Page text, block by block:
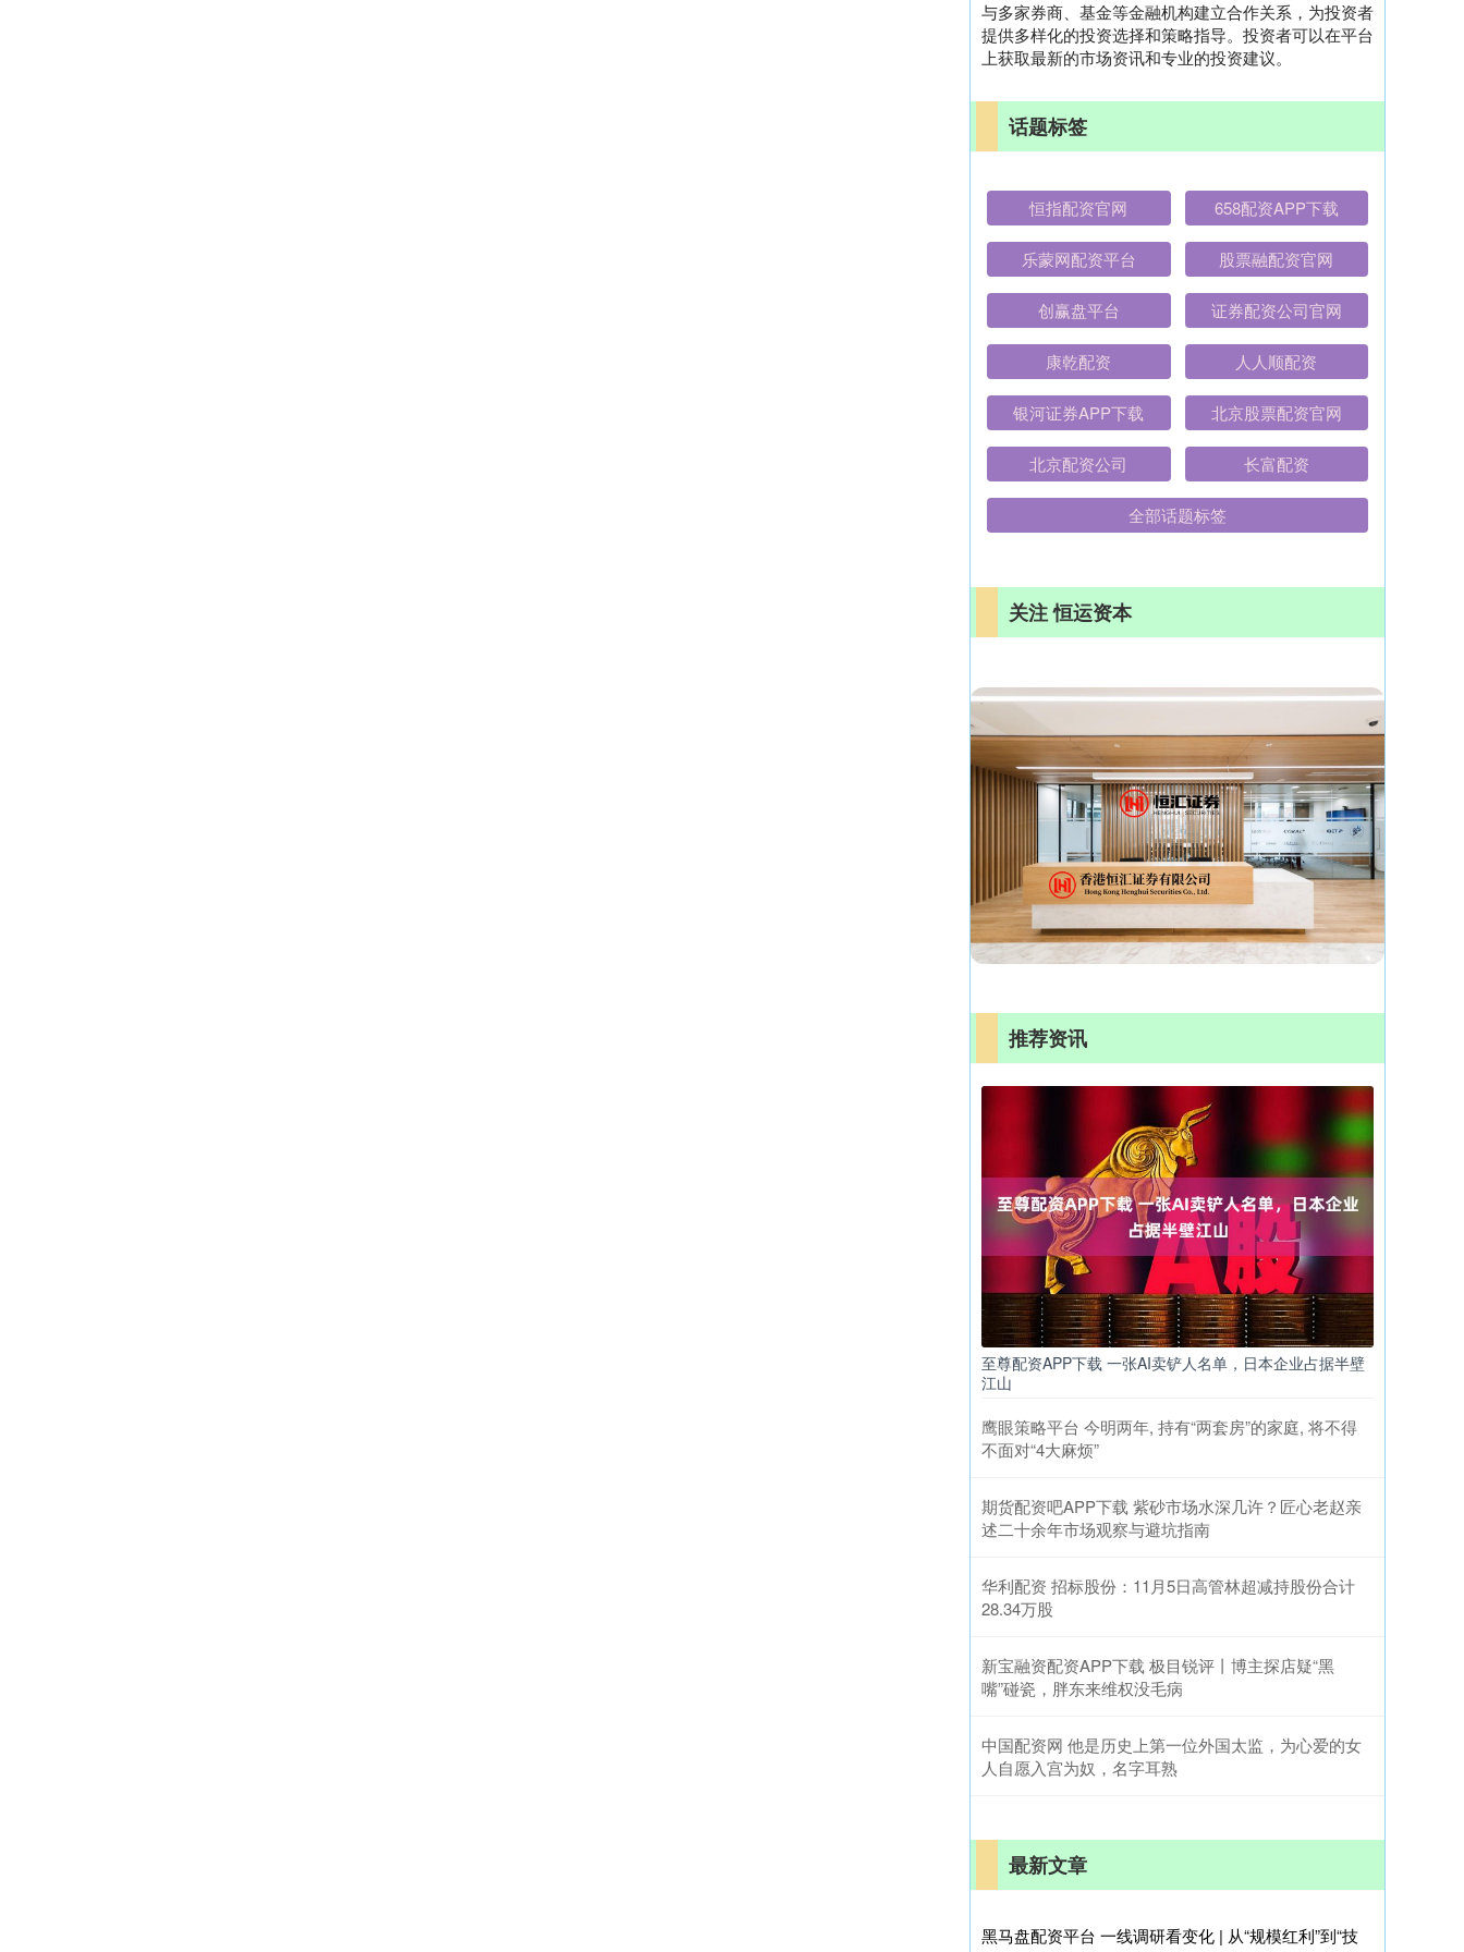
与多家券商、基金等金融机构建立合作关系，为投资者
提供多样化的投资选择和策略指导。投资者可以在平台
上获取最新的市场资讯和专业的投资建议。
话题标签
恒指配资官网 658配资APP下载
乐蒙网配资平台 股票融配资官网
创赢盘平台 证券配资公司官网
康乾配资 人人顺配资
银河证券APP下载 北京股票配资官网
北京配资公司 长富配资
全部话题标签
关注 恒运资本
推荐资讯
至尊配资APP下载 一张AI卖铲人名单，日本企业占据半壁
江山
鹰眼策略平台 今明两年, 持有“两套房”的家庭, 将不得
不面对“4大麻烦”
期货配资吧APP下载 紫砂市场水深几许？匠心老赵亲
述二十余年市场观察与避坑指南
华利配资 招标股份：11月5日高管林超减持股份合计
28.34万股
新宝融资配资APP下载 极目锐评丨博主探店疑“黑
嘴”碰瓷，胖东来维权没毛病
中国配资网 他是历史上第一位外国太监，为心爱的女
人自愿入宫为奴，名字耳熟
最新文章
黑马盘配资平台 一线调研看变化 | 从“规模红利”到“技